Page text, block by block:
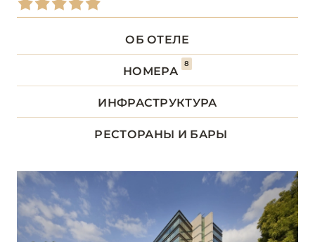
АДЖМАН
ДУБАЙ
Address Beach Resort
Address Downtown
Address Sky View
Anantara The Palm Dubai Resort
Anantara World Islands Dubai Resort
ОБ ОТЕЛЕ
НОМЕРА
8
ИНФРАСТРУКТУРА
РЕСТОРАНЫ И БАРЫ